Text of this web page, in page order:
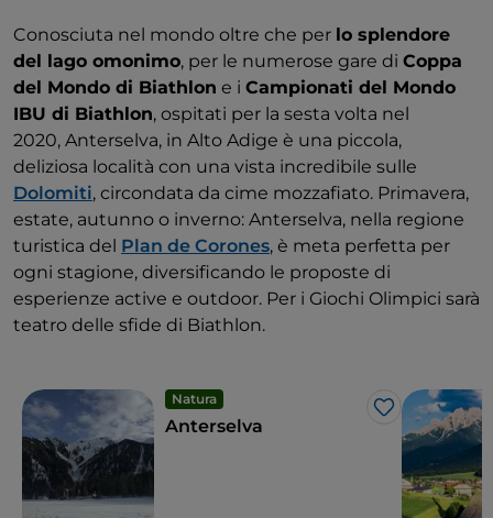
Conosciuta nel mondo oltre che per lo splendore
del lago omonimo, per le numerose gare di Coppa
del Mondo di Biathlon e i Campionati del Mondo
IBU di Biathlon, ospitati per la sesta volta nel
2020, Anterselva, in Alto Adige è una piccola,
deliziosa località con una vista incredibile sulle
Dolomiti, circondata da cime mozzafiato. Primavera,
estate, autunno o inverno: Anterselva, nella regione
turistica del Plan de Corones, è meta perfetta per
ogni stagione, diversificando le proposte di
esperienze active e outdoor. Per i Giochi Olimpici sarà
teatro delle sfide di Biathlon.
Natura
Like
Anterselva